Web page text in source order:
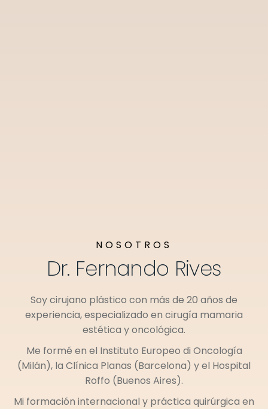
NOSOTROS
Dr. Fernando Rives
Soy cirujano plástico con más de 20 años de
experiencia, especializado en cirugía mamaria
estética y oncológica.
Me formé en el Instituto Europeo di Oncología
(Milán), la Clínica Planas (Barcelona) y el Hospital
Roffo (Buenos Aires).
Mi formación internacional y práctica quirúrgica en